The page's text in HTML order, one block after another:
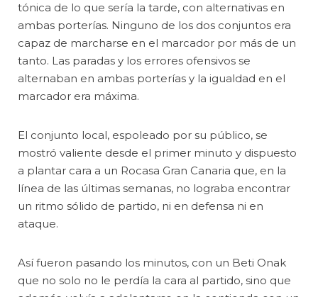
tónica de lo que sería la tarde, con alternativas en
ambas porterías. Ninguno de los dos conjuntos era
capaz de marcharse en el marcador por más de un
tanto. Las paradas y los errores ofensivos se
alternaban en ambas porterías y la igualdad en el
marcador era máxima.
El conjunto local, espoleado por su público, se
mostró valiente desde el primer minuto y dispuesto
a plantar cara a un Rocasa Gran Canaria que, en la
línea de las últimas semanas, no lograba encontrar
un ritmo sólido de partido, ni en defensa ni en
ataque.
Así fueron pasando los minutos, con un Beti Onak
que no solo no le perdía la cara al partido, sino que